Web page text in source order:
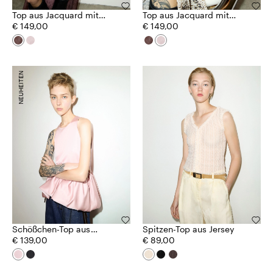
Top aus Jacquard mit
Spitzenbesatz
€ 149,00
Top aus Jacquard mit
Spitzenbesatz
€ 149,00
Schößchen-Top aus
Duchesse-Satin
€ 139,00
NEUHEITEN
Spitzen-Top aus Jersey
€ 89,00